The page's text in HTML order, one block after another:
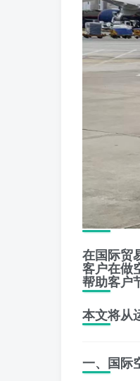
在国际贸
客户在做
帮助客户
本文将从
一、国际